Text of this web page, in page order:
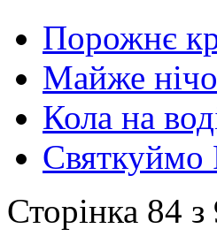
Порожнє
Майже
Кола на
Святкуймо
Сторінка 84 з